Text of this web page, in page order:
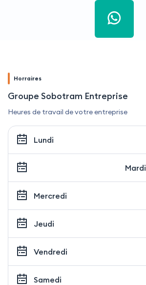
Horraires
Groupe Sobotram Entreprise
Heures de travail de votre entreprise
Lundi
Mardi
Mercredi
Jeudi
Vendredi
Samedi